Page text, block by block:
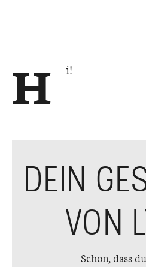
H i!
DEIN
VON
Schön, dass